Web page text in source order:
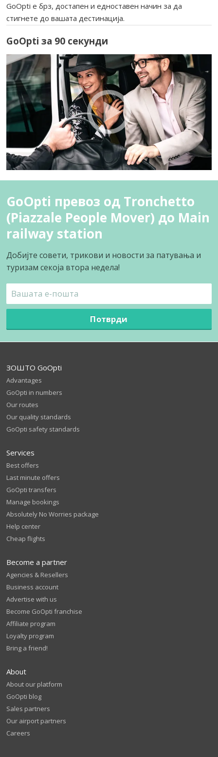
GoOpti е брз, достапен и едноставен начин за да
стигнете до вашата дестинација.
GoOpti за 90 секунди
GoOpti превоз од Tronchetto
(Piazzale People Mover) до Main
railway station
Добијте совети, трикови и новости за патувања и
туризам секоја втора недела!
Потврди
ЗОШТО GoOpti
Advantages
GoOpti in numbers
Our routes
Our quality standards
GoOpti safety standards
Services
Best offers
Last minute offers
GoOpti transfers
Manage bookings
Absolutely No Worries package
Help center
Cheap flights
Become a partner
Agencies & Resellers
Business account
Advertise with us
Become GoOpti franchise
Affiliate program
Loyalty program
Bring a friend!
About
About our platform
GoOpti blog
Sales partners
Our airport partners
Careers